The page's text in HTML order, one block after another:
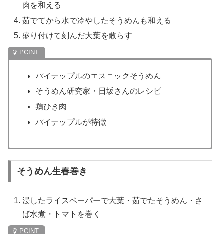
肉を和える
茹でてから水で冷やしたそうめんも和える
盛り付けて刻んだ大葉を散らす
パイナップルのエスニックそうめん
そうめん研究家・日坂さんのレシピ
鶏ひき肉
パイナップルが特徴
そうめん生春巻き
浸したライスペーパーで大葉・茹でたそうめん・さ
ば水煮・トマトを巻く